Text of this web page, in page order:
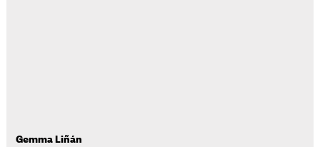
Gemma Liñán